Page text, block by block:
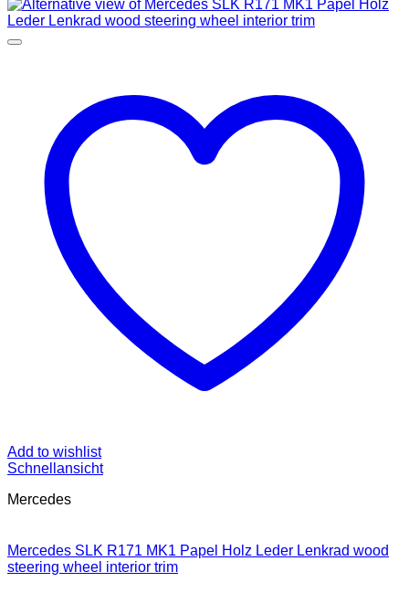
Add to wishlist
Schnellansicht
Mercedes
Mercedes SLK R171 MK1 Papel Holz Leder Lenkrad wood
steering wheel interior trim